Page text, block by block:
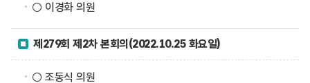
○ 이경화 의원
제279회 제2차 본회의(2022.10.25 화요일)
○ 조동식 의원